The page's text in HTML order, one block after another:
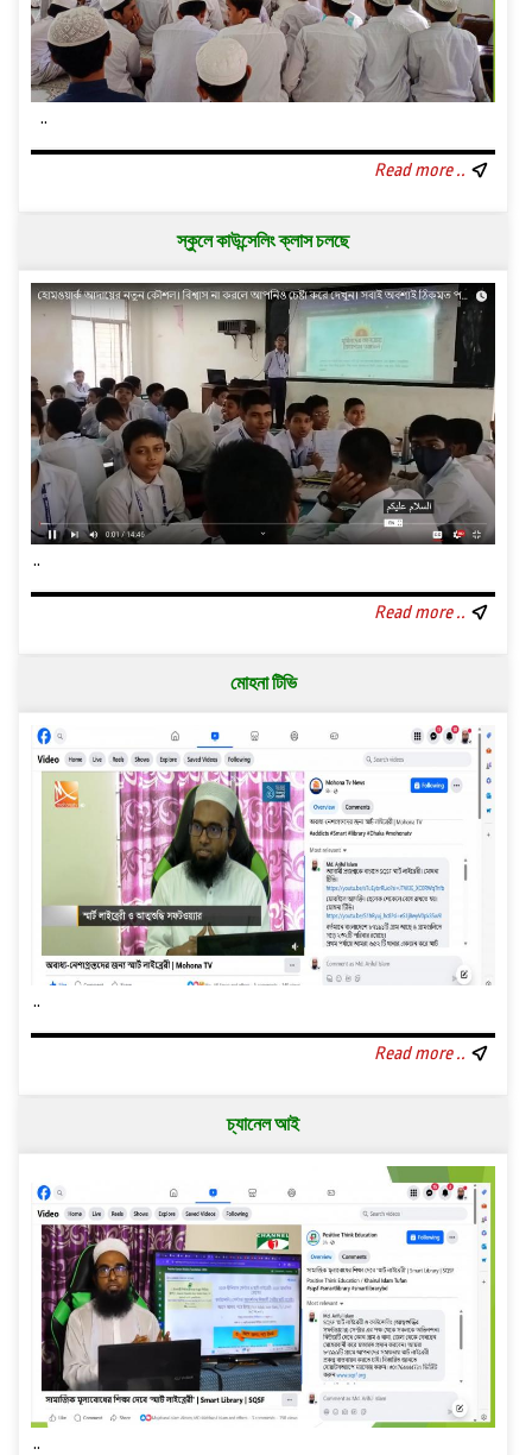
..
Read more ..
স্কুলে কাউন্সেলিং ক্লাস চলছে
..
Read more ..
মোহনা টিভি
..
Read more ..
চ্যানেল আই
..